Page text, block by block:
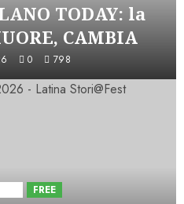
TODAY: la
CAMBIA
0 798
FREE